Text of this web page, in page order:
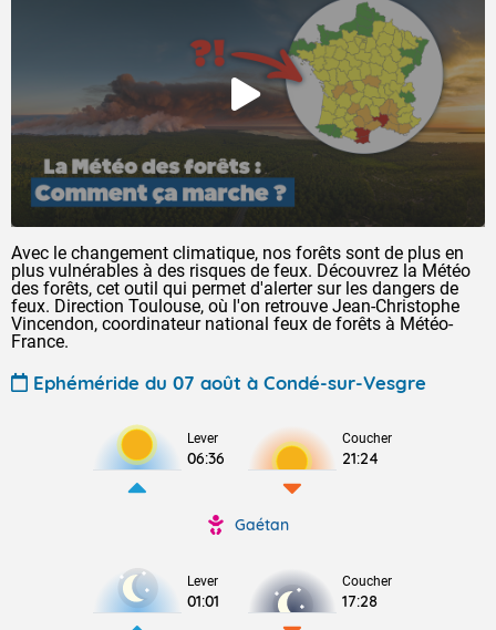
Avec le changement climatique, nos forêts sont de plus en
plus vulnérables à des risques de feux. Découvrez la Météo
des forêts, cet outil qui permet d'alerter sur les dangers de
feux. Direction Toulouse, où l'on retrouve Jean-Christophe
Vincendon, coordinateur national feux de forêts à Météo-
France.
Ephéméride du 07 août à Condé-sur-Vesgre
Lever
06:36
Coucher
21:24
Gaétan
Lever
01:01
Coucher
17:28